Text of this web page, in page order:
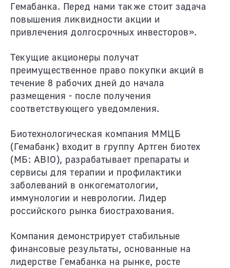
Гемабанка. Перед нами также стоит задача
повышения ликвидности акции и
привлечения долгосрочных инвесторов».
Текущие акционеры получат
преимущественное право покупки акций в
течение 8 рабочих дней до начала
размещения - после получения
соответствующего уведомления.
Биотехнологическая компания ММЦБ
(Гемабанк) входит в группу Артген биотех
(МБ: ABIO), разрабатывает препараты и
сервисы для терапии и профилактики
заболеваний в онкогематологии,
иммунологии и неврологии. Лидер
российского рынка биострахования.
Компания демонстрирует стабильные
финансовые результаты, основанные на
лидерстве Гемабанка на рынке, росте